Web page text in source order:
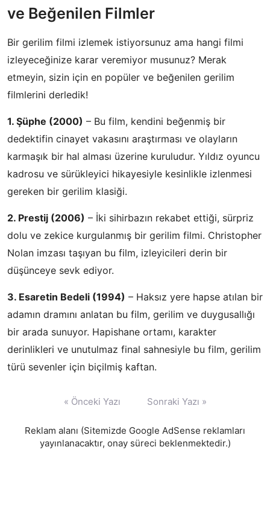
ve Beğenilen Filmler
Bir gerilim filmi izlemek istiyorsunuz ama hangi filmi
izleyeceğinize karar veremiyor musunuz? Merak
etmeyin, sizin için en popüler ve beğenilen gerilim
filmlerini derledik!
1. Şüphe (2000) – Bu film, kendini beğenmiş bir
dedektifin cinayet vakasını araştırması ve olayların
karmaşık bir hal alması üzerine kuruludur. Yıldız oyuncu
kadrosu ve sürükleyici hikayesiyle kesinlikle izlenmesi
gereken bir gerilim klasiği.
2. Prestij (2006) – İki sihirbazın rekabet ettiği, sürpriz
dolu ve zekice kurgulanmış bir gerilim filmi. Christopher
Nolan imzası taşıyan bu film, izleyicileri derin bir
düşünceye sevk ediyor.
3. Esaretin Bedeli (1994) – Haksız yere hapse atılan bir
adamın dramını anlatan bu film, gerilim ve duygusallığı
bir arada sunuyor. Hapishane ortamı, karakter
derinlikleri ve unutulmaz final sahnesiyle bu film, gerilim
türü sevenler için biçilmiş kaftan.
« Önceki Yazı Sonraki Yazı »
Reklam alanı (Sitemizde Google AdSense reklamları
yayınlanacaktır, onay süreci beklenmektedir.)